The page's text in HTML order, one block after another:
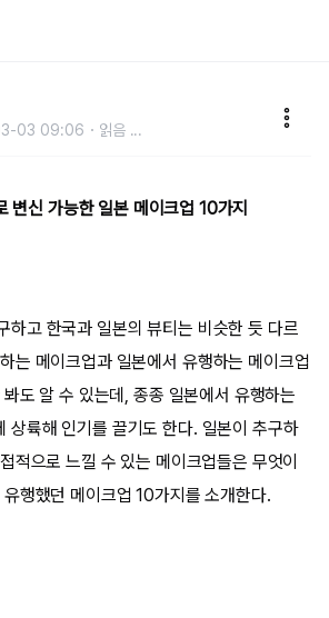
03 09:06 읽음 ...
변신 가능한 일본 메이크업 10가지
하고 한국과 일본의 뷰티는 비슷한 듯 다르
는 메이크업과 일본에서 유행하는 메이크업
도 알 수 있는데, 종종 일본에서 유행하는
상륙해 인기를 끌기도 한다. 일본이 추구하
적으로 느낄 수 있는 메이크업들은 무엇이
행했던 메이크업 10가지를 소개한다.